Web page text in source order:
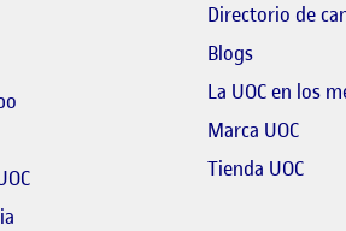
El link s'obre en finestra nova
s'obre en finestra nova
El link s'obre en finestra nova
Directorio de
Blogs
La UOC en los
Marca UOC
Tienda UOCEl